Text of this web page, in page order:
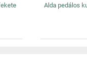
Alda pedálos